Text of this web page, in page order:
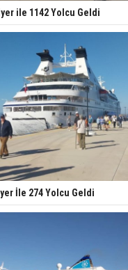
ile 1142 Yolcu Geldi
İle 274 Yolcu Geldi